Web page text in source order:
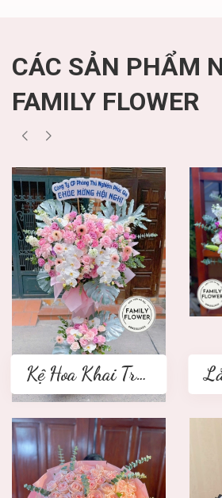
CÁC SẢN PHẨM
FAMILY FLOWER
Kệ Hoa Khai Trương 2 tầng